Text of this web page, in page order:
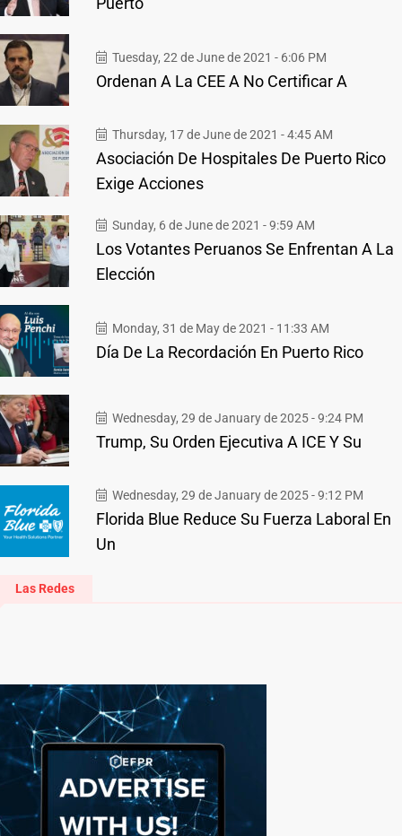
Tuesday, 22 de June de 2021 - 6:06 PM
Ordenan A La CEE A No Certificar A
Thursday, 17 de June de 2021 - 4:45 AM
Asociación De Hospitales De Puerto Rico
Exige Acciones
Sunday, 6 de June de 2021 - 9:59 AM
Los Votantes Peruanos Se Enfrentan A La
Elección
Monday, 31 de May de 2021 - 11:33 AM
Día De La Recordación En Puerto Rico
Wednesday, 29 de January de 2025 - 9:24 PM
Trump, Su Orden Ejecutiva A ICE Y Su
Wednesday, 29 de January de 2025 - 9:12 PM
Florida Blue Reduce Su Fuerza Laboral En
Un
Las Redes